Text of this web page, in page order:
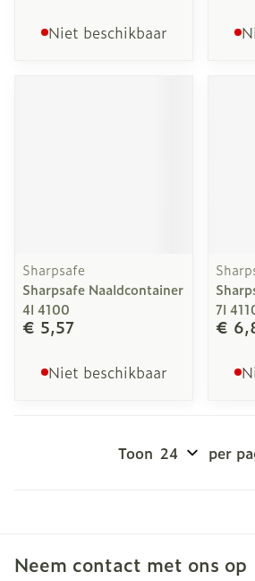
Niet beschikbaar
Sharpsafe
Sharpsafe Naaldcontainer
4l 4100
€ 5,57
Niet beschikbaar
7l
€
Toon per
Neem contact met ons op